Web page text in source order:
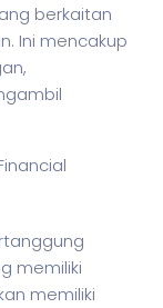
berkaitan
Ini mencakup
memiliki
memiliki